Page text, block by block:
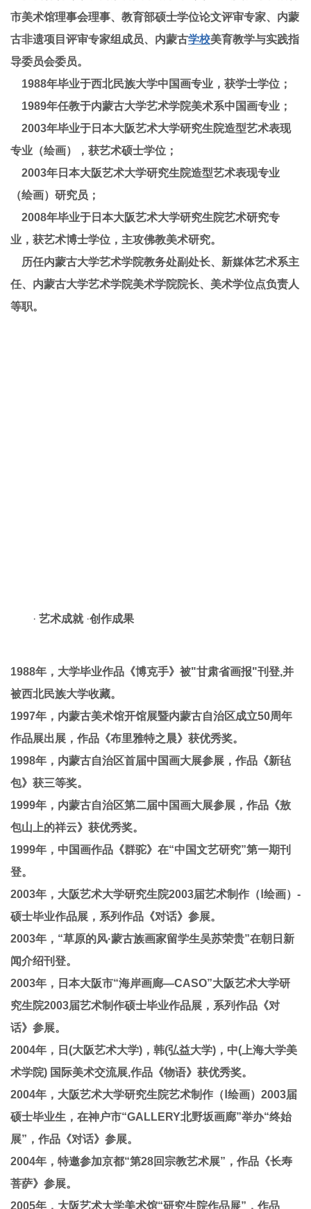
市美术馆理事会理事、教育部硕士学位论文评审专家、内蒙
古非遗项目评审专家组成员、内蒙古学校美育教学与实践指
导委员会委员。
1988年毕业于西北民族大学中国画专业，获学士学位；
1989年任教于内蒙古大学艺术学院美术系中国画专业；
2003年毕业于日本大阪艺术大学研究生院造型艺术表现
专业（绘画），获艺术硕士学位；
2003年日本大阪艺术大学研究生院造型艺术表现专业
（绘画）研究员；
2008年毕业于日本大阪艺术大学研究生院艺术研究专
业，获艺术博士学位，主攻佛教美术研究。
历任内蒙古大学艺术学院教务处副处长、新媒体艺术系主
任、内蒙古大学艺术学院美术学院院长、美术学位点负责人
等职。
· 艺术成就·创作成果
1988年，大学毕业作品《博克手》被"甘肃省画报"刊登,并
被西北民族大学收藏。
1997年，内蒙古美术馆开馆展暨内蒙古自治区成立50周年
作品展出展，作品《布里雅特之晨》获优秀奖。
1998年，内蒙古自治区首届中国画大展参展，作品《新毡
包》获三等奖。
1999年，内蒙古自治区第二届中国画大展参展，作品《敖
包山上的祥云》获优秀奖。
1999年，中国画作品《群驼》在“中国文艺研究”第一期刊
登。
2003年，大阪艺术大学研究生院2003届艺术制作（Ⅰ绘画）-
硕士毕业作品展，系列作品《对话》参展。
2003年，“草原的风·蒙古族画家留学生吴苏荣贵”在朝日新
闻介绍刊登。
2003年，日本大阪市“海岸画廊—CASO”大阪艺术大学研
究生院2003届艺术制作硕士毕业作品展，系列作品《对
话》参展。
2004年，日(大阪艺术大学)，韩(弘益大学)，中(上海大学美
术学院) 国际美术交流展,作品《物语》获优秀奖。
2004年，大阪艺术大学研究生院艺术制作（Ⅰ绘画）2003届
硕士毕业生，在神户市“GALLERY北野坂画廊”举办“终始
展”，作品《对话》参展。
2004年，特邀参加京都“第28回宗教艺术展”，作品《长寿
菩萨》参展。
2005年，大阪艺术大学美术馆“研究生院作品展”，作品